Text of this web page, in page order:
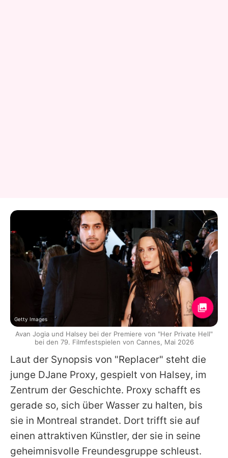
Laut der Synopsis von "Replacer" steht die
junge DJane Proxy, gespielt von Halsey, im
Zentrum der Geschichte. Proxy schafft es
gerade so, sich über Wasser zu halten, bis
sie in Montreal strandet. Dort trifft sie auf
einen attraktiven Künstler, der sie in seine
geheimnisvolle Freundesgruppe schleust.
Getty Images
Avan Jogia und Halsey bei der Premiere von "Her Private Hell"
bei den 79. Filmfestspielen von Cannes, Mai 2026